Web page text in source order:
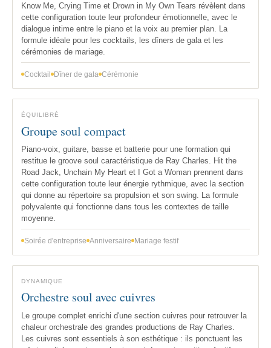
Know Me, Crying Time et Drown in My Own Tears révèlent dans
cette configuration toute leur profondeur émotionnelle, avec le
dialogue intime entre le piano et la voix au premier plan. La
formule idéale pour les cocktails, les dîners de gala et les
cérémonies de mariage.
Cocktail Dîner de gala Cérémonie
ÉQUILIBRÉ
Groupe soul compact
Piano-voix, guitare, basse et batterie pour une formation qui
restitue le groove soul caractéristique de Ray Charles. Hit the
Road Jack, Unchain My Heart et I Got a Woman prennent dans
cette configuration toute leur énergie rythmique, avec la section
qui donne au répertoire sa propulsion et son swing. La formule
polyvalente qui fonctionne dans tous les contextes de taille
moyenne.
Soirée d'entreprise Anniversaire Mariage festif
DYNAMIQUE
Orchestre soul avec cuivres
Le groupe complet enrichi d'une section cuivres pour retrouver la
chaleur orchestrale des grandes productions de Ray Charles.
Les cuivres sont essentiels à son esthétique : ils ponctuent les